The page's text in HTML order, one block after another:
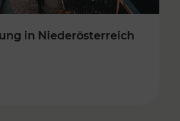
in Niederösterreich